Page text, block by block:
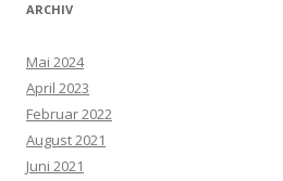
ARCHIV
Mai 2024
April 2023
Februar 2022
August 2021
Juni 2021